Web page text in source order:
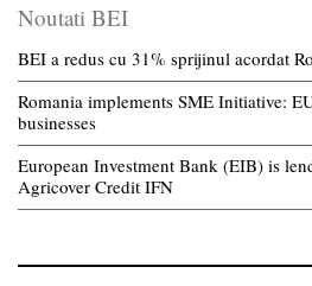
Noutati BEI
BEI a redus cu 31% sprijinul acordat
Romania implements SME Initiative:
businesses
European Investment Bank (EIB) is
Agricover Credit IFN